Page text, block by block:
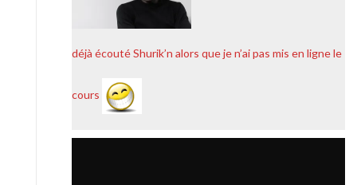
déjà écouté Shurik’n alors que je n’ai pas mis en ligne le
cours